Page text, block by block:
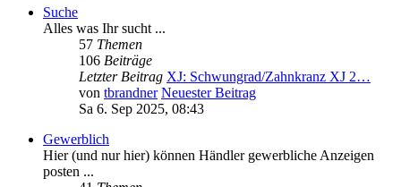
Suche
Alles was Ihr sucht ...
57 Themen
106 Beiträge
Letzter Beitrag XJ: Schwungrad/Zahnkranz XJ 2…
von tbrandner Neuester Beitrag
Sa 6. Sep 2025, 08:43
Gewerblich
Hier (und nur hier) können Händler gewerbliche Anzeigen
posten ...